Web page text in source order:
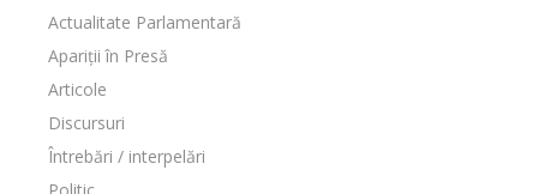
Actualitate Parlamentară
Apariții în Presă
Articole
Discursuri
Întrebări / interpelări